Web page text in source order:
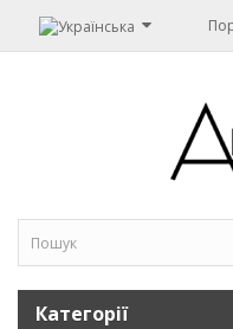
Категорії